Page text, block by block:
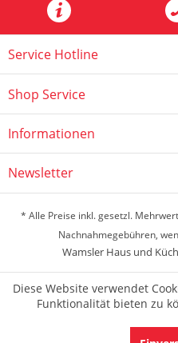
Service Hotline
Shop Service
Informationen
Newsletter
* Alle Preise inkl. gesetzl.
Nachnahmegebühren,
Wamsler Haus und
Diese Website verwendet
Funktionalität bieten zu